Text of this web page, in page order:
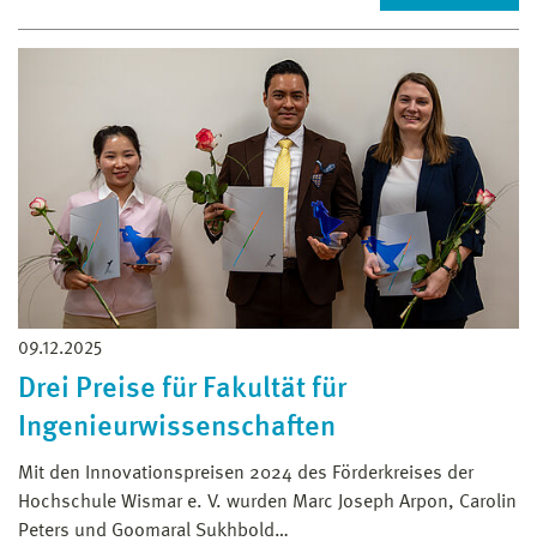
09.12.2025
Drei Preise für Fakultät für
Ingenieurwissenschaften
Mit den Innovationspreisen 2024 des Förderkreises der
Hochschule Wismar e. V. wurden Marc Joseph Arpon, Carolin
Peters und Goomaral Sukhbold…